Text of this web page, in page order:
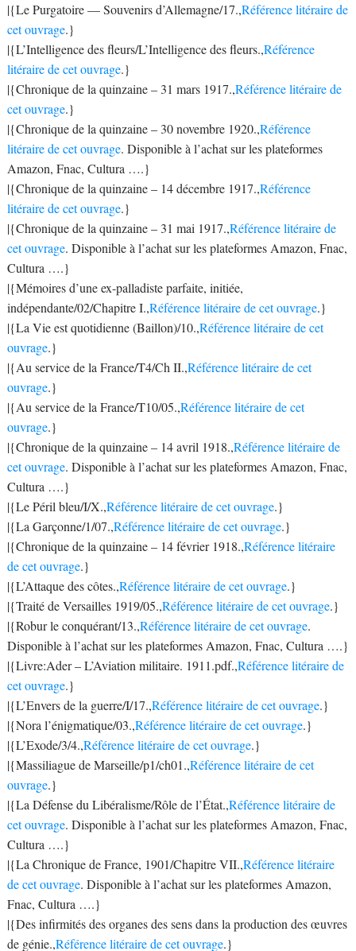
|{Le Purgatoire — Souvenirs d’Allemagne/17.,Référence litéraire de
cet ouvrage.}
|{L’Intelligence des fleurs/L’Intelligence des fleurs.,Référence
litéraire de cet ouvrage.}
|{Chronique de la quinzaine – 31 mars 1917.,Référence litéraire de
cet ouvrage.}
|{Chronique de la quinzaine – 30 novembre 1920.,Référence
litéraire de cet ouvrage. Disponible à l’achat sur les plateformes
Amazon, Fnac, Cultura ….}
|{Chronique de la quinzaine – 14 décembre 1917.,Référence
litéraire de cet ouvrage.}
|{Chronique de la quinzaine – 31 mai 1917.,Référence litéraire de
cet ouvrage. Disponible à l’achat sur les plateformes Amazon, Fnac,
Cultura ….}
|{Mémoires d’une ex-palladiste parfaite, initiée,
indépendante/02/Chapitre I.,Référence litéraire de cet ouvrage.}
|{La Vie est quotidienne (Baillon)/10.,Référence litéraire de cet
ouvrage.}
|{Au service de la France/T4/Ch II.,Référence litéraire de cet
ouvrage.}
|{Au service de la France/T10/05.,Référence litéraire de cet
ouvrage.}
|{Chronique de la quinzaine – 14 avril 1918.,Référence litéraire de
cet ouvrage. Disponible à l’achat sur les plateformes Amazon, Fnac,
Cultura ….}
|{Le Péril bleu/I/X.,Référence litéraire de cet ouvrage.}
|{La Garçonne/1/07.,Référence litéraire de cet ouvrage.}
|{Chronique de la quinzaine – 14 février 1918.,Référence litéraire
de cet ouvrage.}
|{L’Attaque des côtes.,Référence litéraire de cet ouvrage.}
|{Traité de Versailles 1919/05.,Référence litéraire de cet ouvrage.}
|{Robur le conquérant/13.,Référence litéraire de cet ouvrage.
Disponible à l’achat sur les plateformes Amazon, Fnac, Cultura ….}
|{Livre:Ader – L’Aviation militaire. 1911.pdf.,Référence litéraire de
cet ouvrage.}
|{L’Envers de la guerre/I/17.,Référence litéraire de cet ouvrage.}
|{Nora l’énigmatique/03.,Référence litéraire de cet ouvrage.}
|{L’Exode/3/4.,Référence litéraire de cet ouvrage.}
|{Massiliague de Marseille/p1/ch01.,Référence litéraire de cet
ouvrage.}
|{La Défense du Libéralisme/Rôle de l’État.,Référence litéraire de
cet ouvrage. Disponible à l’achat sur les plateformes Amazon, Fnac,
Cultura ….}
|{La Chronique de France, 1901/Chapitre VII.,Référence litéraire
de cet ouvrage. Disponible à l’achat sur les plateformes Amazon,
Fnac, Cultura ….}
|{Des infirmités des organes des sens dans la production des œuvres
de génie.,Référence litéraire de cet ouvrage.}